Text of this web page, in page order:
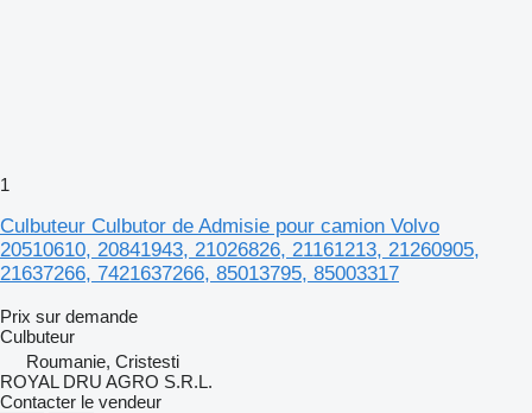
1
Culbuteur Culbutor de Admisie pour camion Volvo
20510610, 20841943, 21026826, 21161213, 21260905,
21637266, 7421637266, 85013795, 85003317
Prix sur demande
Culbuteur
Roumanie, Cristesti
ROYAL DRU AGRO S.R.L.
Contacter le vendeur